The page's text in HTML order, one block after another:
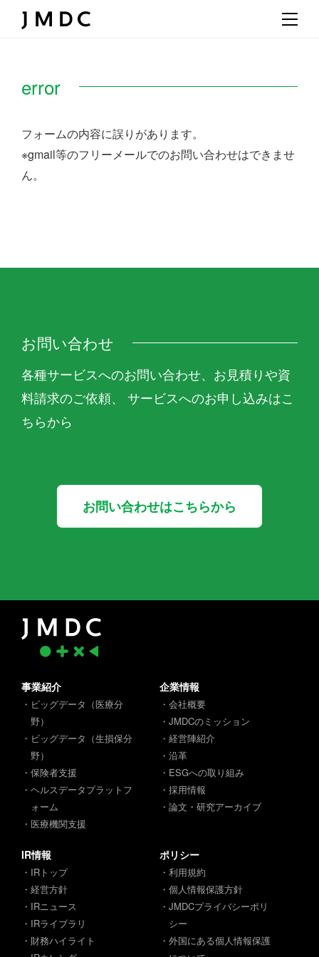
error
フォームの内容に誤りがあります。
※gmail等のフリーメールでのお問い合わせはできませ
ん。
お問い合わせ
各種サービスへのお問い合わせ、お見積りや資
料請求のご依頼、 サービスへのお申し込みはこ
ちらから
お問い合わせはこちらから
事業紹介
・ビッグデータ（医療分
野）
・ビッグデータ（生損保分
野）
・保険者支援
・ヘルスデータプラットフ
ォーム
・医療機関支援
企業情報
・会社概要
・JMDCのミッション
・経営陣紹介
・沿革
・ESGへの取り組み
・採用情報
・論文・研究アーカイブ
IR情報
・IRトップ
・経営方針
・IRニュース
・IRライブラリ
・財務ハイライト
ポリシー
・利用規約
・個人情報保護方針
・JMDCプライバシーポリ
シー
・外国にある個人情報保護